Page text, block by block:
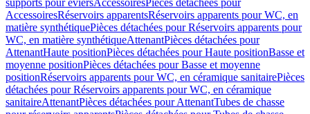
supports pour éviersAccessoiresPièces détachées pour
AccessoiresRéservoirs apparentsRéservoirs apparents pour WC, en
matière synthétiquePièces détachées pour Réservoirs apparents pour
WC, en matière synthétiqueAttenantPièces détachées pour
AttenantHaute positionPièces détachées pour Haute positionBasse et
moyenne positionPièces détachées pour Basse et moyenne
positionRéservoirs apparents pour WC, en céramique sanitairePièces
détachées pour Réservoirs apparents pour WC, en céramique
sanitaireAttenantPièces détachées pour AttenantTubes de chasse